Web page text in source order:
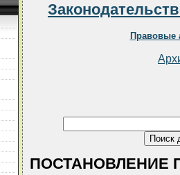
Правовые
ПОСТАНОВЛЕНИЕ